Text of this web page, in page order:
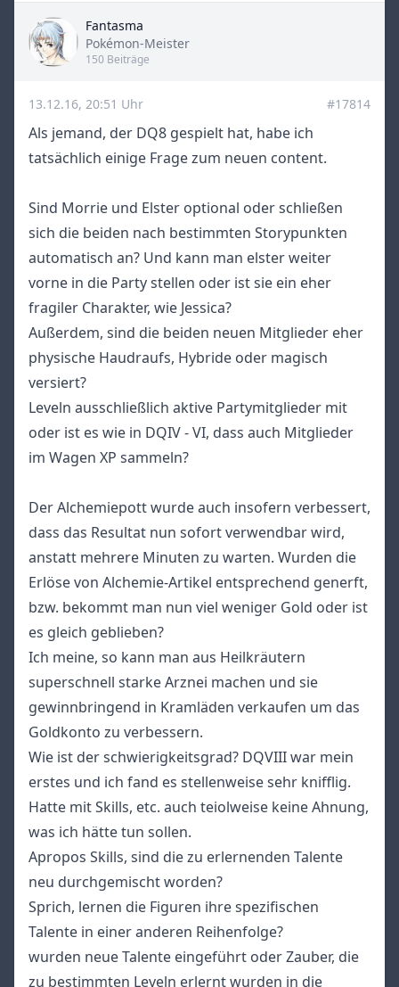
Fantasma
Title
Pokémon-Meister
150 Beiträge
13.12.16, 20:51 Uhr #17814
Als jemand, der DQ8 gespielt hat, habe ich
tatsächlich einige Frage zum neuen content.
Sind Morrie und Elster optional oder schließen
sich die beiden nach bestimmten Storypunkten
automatisch an? Und kann man elster weiter
vorne in die Party stellen oder ist sie ein eher
fragiler Charakter, wie Jessica?
Außerdem, sind die beiden neuen Mitglieder eher
physische Haudraufs, Hybride oder magisch
versiert?
Leveln ausschließlich aktive Partymitglieder mit
oder ist es wie in DQIV - VI, dass auch Mitglieder
im Wagen XP sammeln?
Der Alchemiepott wurde auch insofern verbessert,
dass das Resultat nun sofort verwendbar wird,
anstatt mehrere Minuten zu warten. Wurden die
Erlöse von Alchemie-Artikel entsprechend generft,
bzw. bekommt man nun viel weniger Gold oder ist
es gleich geblieben?
Ich meine, so kann man aus Heilkräutern
superschnell starke Arznei machen und sie
gewinnbringend in Kramläden verkaufen um das
Goldkonto zu verbessern.
Wie ist der schwierigkeitsgrad? DQVIII war mein
erstes und ich fand es stellenweise sehr knifflig.
Hatte mit Skills, etc. auch teiolweise keine Ahnung,
was ich hätte tun sollen.
Apropos Skills, sind die zu erlernenden Talente
neu durchgemischt worden?
Sprich, lernen die Figuren ihre spezifischen
Talente in einer anderen Reihenfolge?
wurden neue Talente eingeführt oder Zauber, die
zu bestimmten Leveln erlernt wurden in die